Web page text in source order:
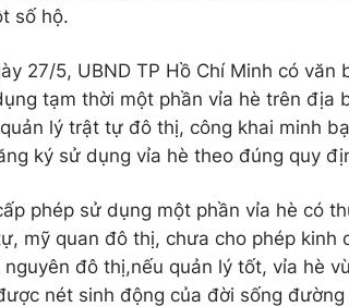
số hộ.
27/5, UBND TP Hồ Chí Minh có
tạm thời một phần vỉa hè trên địa
lý trật tự đô thị, công khai minh
ký sử dụng vỉa hè theo đúng quy
phép sử dụng một phần vỉa hè có
mỹ quan đô thị, chưa cho phép kinh
nguyên đô thị,nếu quản lý tốt, vỉa hè
nét sinh động của đời sống